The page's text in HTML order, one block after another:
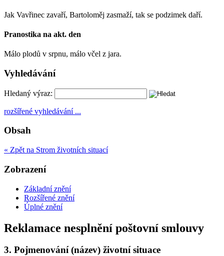
Jak Vavřinec zavaří, Bartoloměj zasmaží, tak se podzimek daří.
Pranostika na akt. den
Málo plodů v srpnu, málo včel z jara.
Vyhledávání
Hledaný výraz:
rozšířené vyhledávání ...
Obsah
« Zpět na Strom životních situací
Zobrazení
Základní znění
Rozšířené znění
Úplné znění
Reklamace nesplnění poštovní smlouvy
3. Pojmenování (název) životní situace